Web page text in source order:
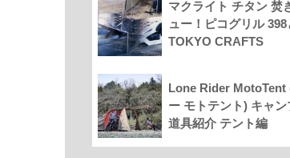
マクライト チタン 焚
ュー！ピコグリル
TOKYO CRAFTS
Lone Rider MotoTent
ー モトテント) キャ
道具紹介 テント編